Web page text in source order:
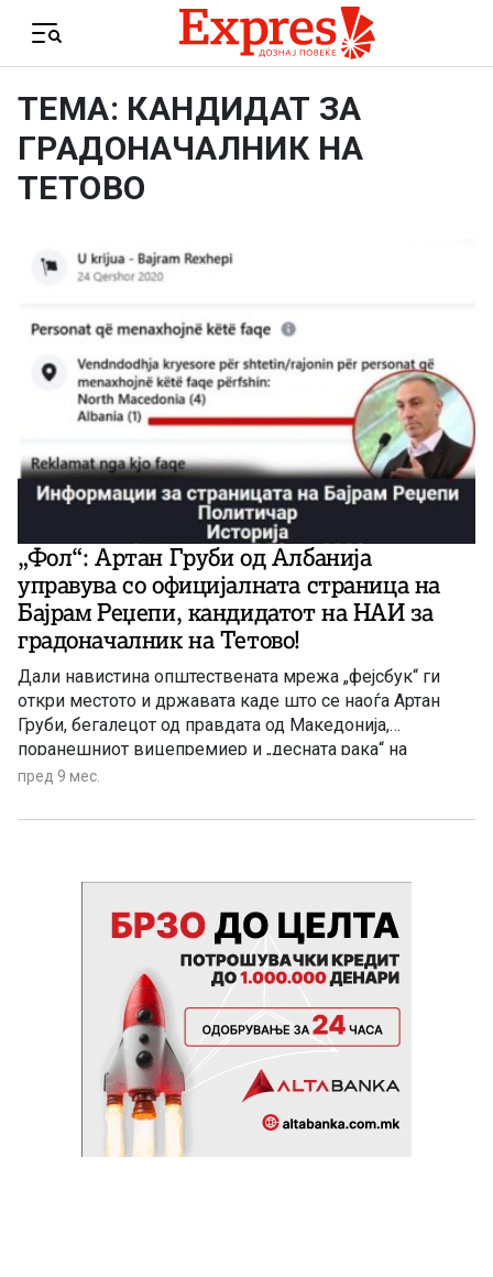
Menu
ТЕМА: КАНДИДАТ ЗА
ГРАДОНАЧАЛНИК НА
ТЕТОВО
„Фол“: Артан Груби од Албанија
управува со официјалната страница на
Бајрам Реџепи, кандидатот на НАИ за
градоначалник на Тетово!
Дали навистина општествената мрежа „фејсбук“ ги
откри местото и државата каде што се наоѓа Артан
Груби, бегалецот од правдата од Македонија,
поранешниот вицепремиер и „десната рака“ на
лидерот на ДУИ Али Ахмети?! Дали се потврдуваат
ситуацијата и случувањата во албанскиот политички
влијае врз оваа партија, од дистанца, но без прекин во
ниеден момент?!
пред 9 мес.